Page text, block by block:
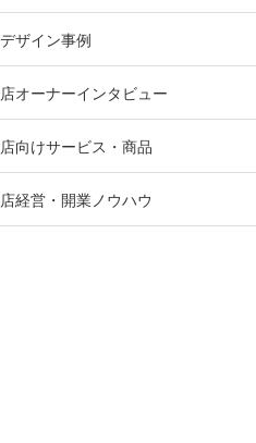
ザイン事例
オーナーインタビュー
向けサービス・商品
経営・開業ノウハウ